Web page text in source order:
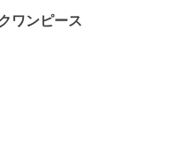
ワンピース